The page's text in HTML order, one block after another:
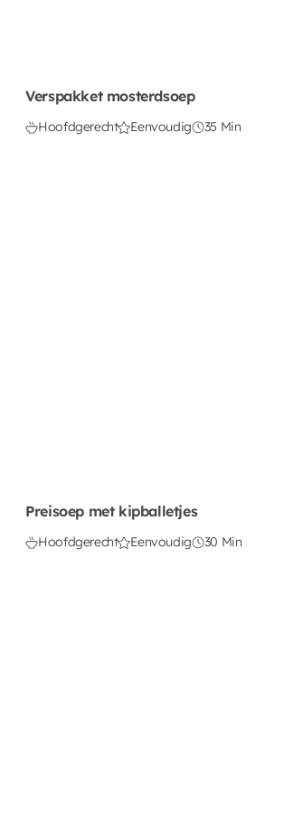
Verspakket mosterdsoep
Hoofdgerecht Eenvoudig 35 Min
Preisoep met kipballetjes
Hoofdgerecht Eenvoudig 30 Min